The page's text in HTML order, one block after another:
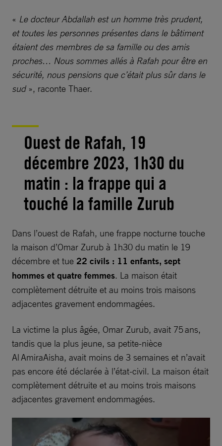
« Le docteur Abdallah est un homme très prudent,
et toutes les personnes présentes dans le bâtiment
étaient des membres de sa famille ou des amis
proches… Nous sommes allés à Rafah pour être en
sécurité, nous pensions que c’était plus sûr dans le
sud», raconte Thaer.
Ouest de Rafah, 19
décembre 2023, 1h30 du
matin : la frappe qui a
touché la famille Zurub
Dans l’ouest de Rafah, une frappe nocturne touche
la maison d’Omar Zurub à 1h30 du matin le 19
décembre et tue 22 civils : 11 enfants, sept
hommes et quatre femmes. La maison était
complètement détruite et au moins trois maisons
adjacentes gravement endommagées.
La victime la plus âgée, Omar Zurub, avait 75 ans,
tandis que la plus jeune, sa petite-nièce
Al AmiraAisha, avait moins de 3 semaines et n’avait
pas encore été déclarée à l’état-civil. La maison était
complètement détruite et au moins trois maisons
adjacentes gravement endommagées.